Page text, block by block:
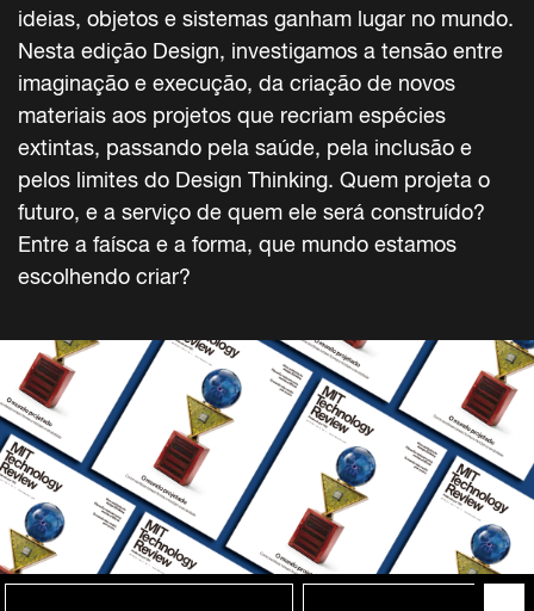
ideias, objetos e sistemas ganham lugar no mundo.
Nesta edição Design, investigamos a tensão entre
imaginação e execução, da criação de novos
materiais aos projetos que recriam espécies
extintas, passando pela saúde, pela inclusão e
pelos limites do Design Thinking. Quem projeta o
futuro, e a serviço de quem ele será construído?
Entre a faísca e a forma, que mundo estamos
escolhendo criar?